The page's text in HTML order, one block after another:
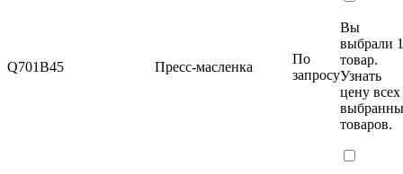
Q701B45 Пресс-масленка
По
запросу
Вы
выбрали 1
товар.
Узнать
цену всех
товаров.